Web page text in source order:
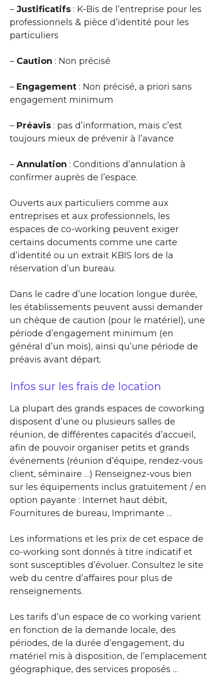
– Justificatifs : K-Bis de l’entreprise pour les
professionnels & pièce d’identité pour les
particuliers
– Caution : Non précisé
– Engagement : Non précisé, a priori sans
engagement minimum
– Préavis : pas d’information, mais c’est
toujours mieux de prévenir à l’avance
– Annulation : Conditions d’annulation à
confirmer auprès de l’espace.
Ouverts aux particuliers comme aux
entreprises et aux professionnels, les
espaces de co-working peuvent exiger
certains documents comme une carte
d’identité ou un extrait KBIS lors de la
réservation d’un bureau.
Dans le cadre d’une location longue durée,
les établissements peuvent aussi demander
un chèque de caution (pour le matériel), une
période d’engagement minimum (en
général d’un mois), ainsi qu’une période de
préavis avant départ.
Infos sur les frais de location
La plupart des grands espaces de coworking
disposent d’une ou plusieurs salles de
réunion, de différentes capacités d’accueil,
afin de pouvoir organiser petits et grands
événements (réunion d’équipe, rendez-vous
client, séminaire …) Renseignez-vous bien
sur les équipements inclus gratuitement / en
option payante : Internet haut débit,
Fournitures de bureau, Imprimante …
Les informations et les prix de cet espace de
co-working sont donnés à titre indicatif et
sont susceptibles d’évoluer. Consultez le site
web du centre d’affaires pour plus de
renseignements.
Les tarifs d’un espace de co working varient
en fonction de la demande locale, des
périodes, de la durée d’engagement, du
matériel mis à disposition, de l’emplacement
géographique, des services proposés …